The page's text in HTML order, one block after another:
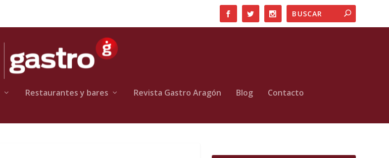
Restaurantes y bares Revista Gastro Aragón Blog Contacto